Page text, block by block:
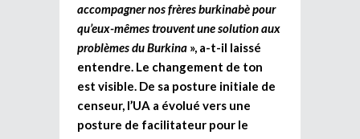
accompagner nos frères burkinabè pour
qu’eux-mêmes trouvent une solution aux
problèmes du Burkina », a-t-il laissé
entendre. Le changement de ton
est visible. De sa posture initiale de
censeur, l’UA a évolué vers une
posture de facilitateur pour le